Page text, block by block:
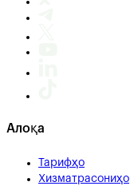
Алоқа
Тарифҳо
Хизматрасониҳо